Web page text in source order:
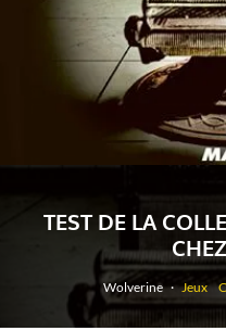
TEST DE LA
Wolverine · Jeux